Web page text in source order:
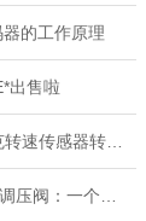
的工作原理
出售啦